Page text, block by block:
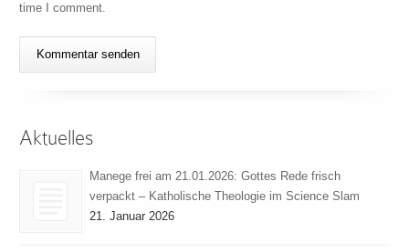
time I comment.
Aktuelles
Manege frei am 21.01.2026: Gottes Rede frisch
verpackt – Katholische Theologie im Science Slam
21. Januar 2026